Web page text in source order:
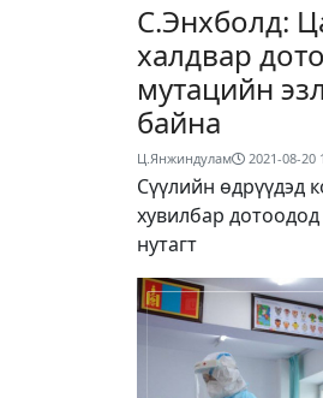
С.Энхболд:
халдвар
мутацийн
байна
Ц.Янжиндулам 2021-08-20
Сүүлийн өдрүүдэд
хувилбар
нутагт